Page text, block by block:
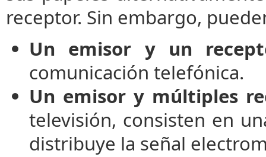
receptor. Sin embargo,
Un emisor y un
comunicación telefónica.
Un emisor y múltiples
televisión, consisten en
distribuye la señal